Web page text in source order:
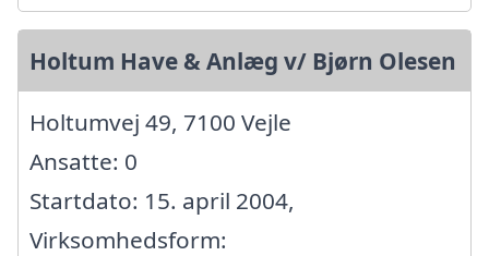
Holtum Have & Anlæg v/ Bjørn Olesen
Holtumvej 49, 7100 Vejle
Ansatte: 0
Startdato: 15. april 2004,
Virksomhedsform: